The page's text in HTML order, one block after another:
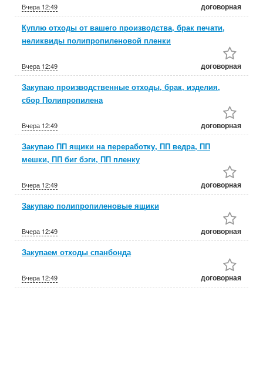
Вчера 12:49 договорная
Куплю отходы от вашего производства, брак печати,
неликвиды полипропиленовой пленки
Вчера 12:49 договорная
Закупаю производственные отходы, брак, изделия,
сбор Полипропилена
Вчера 12:49 договорная
Закупаю ПП ящики на переработку, ПП ведра, ПП
мешки, ПП биг бэги, ПП пленку
Вчера 12:49 договорная
Закупаю полипропиленовые ящики
Вчера 12:49 договорная
Закупаем отходы спанбонда
Вчера 12:49 договорная